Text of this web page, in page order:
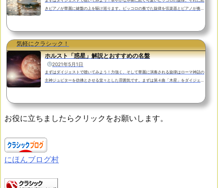
きピアノが華麗に鍵盤の上を駆け巡ります。ピッコロの奏でた旋律を弦楽器とピアノが奏す
奏する姿も珍しいかも知れませんね。動画はベルリン・フィルの夏の風物詩、ヴァルトビュ
ーネの野外コンサートでの演奏です。サイモン・ラトル指揮：ベルリン・フィルハーモニー
管弦...
気軽にクラシック！
ホルスト「惑星」解説とおすすめの名盤
2021年5月1日
まずはダイジェストで聴いてみよう！力強く、そして華麗に演奏される旋律はローマ神話の
主神ジュピターを彷彿とさせる堂々とした雰囲気です。まずは第４曲「木星」をダイジェス
中間部の有名な旋律は、日本では平原綾香さんがアレンジして「Jupiter（ジュピター）」
付きのコラ...
お役に立ちましたらクリックをお願いします。
にほんブログ村